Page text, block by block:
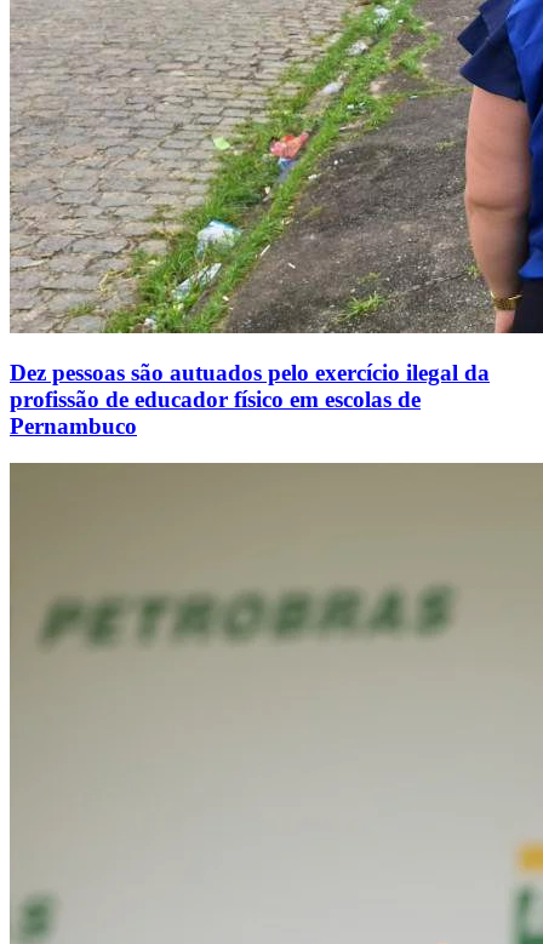
Dez pessoas são autuados pelo exercício ilegal da
profissão de educador físico em escolas de
Pernambuco